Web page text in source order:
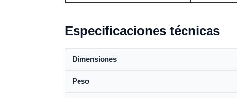
Especificaciones técnicas
Dimensiones
Peso